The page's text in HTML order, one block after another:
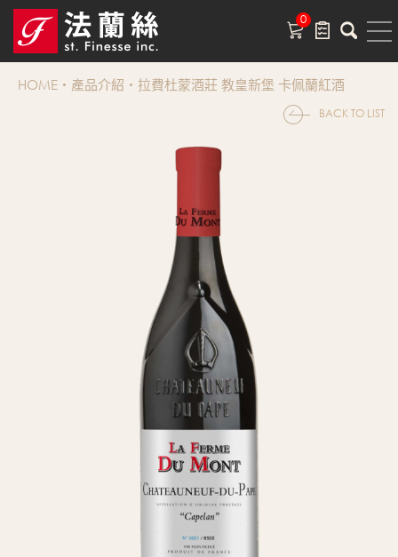
0
HOME 產品介紹 拉費杜蒙酒莊 教皇新堡 卡佩蘭紅酒
BACK TO LIST